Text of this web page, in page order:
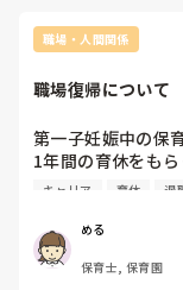
職場・人間関係
職場復帰について
第一子妊娠中の保
1年間の育休をも
ちろん、復職前提
てたいという思い
また自身の職場が
事、育児協力も仕
キャリア 育休 退
める
保育士, 保育園